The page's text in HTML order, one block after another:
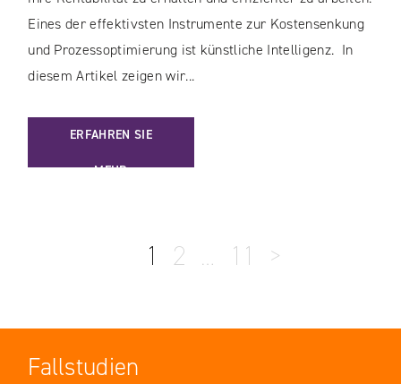
Eines der effektivsten Instrumente zur Kostensenkung
und Prozessoptimierung ist künstliche Intelligenz. In
diesem Artikel zeigen wir...
ERFAHREN SIE
MEHR
: KI-GESTÜTZTE EINSPARUNGEN: INTELLIGENTERE
1 2 … 11 >
Fallstudien